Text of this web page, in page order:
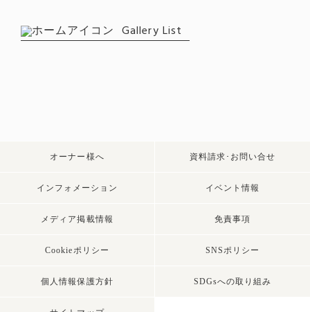
Gallery List
オーナー様へ 資料請求･お問い合せ
インフォメーション イベント情報
メディア掲載情報 免責事項
Cookieポリシー SNSポリシー
個人情報保護方針 SDGsへの取り組み